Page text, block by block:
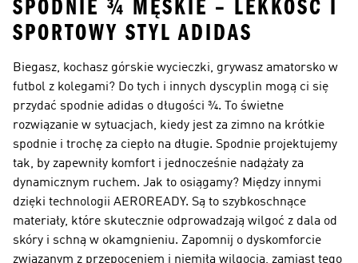
SPODNIE ¾ MĘSKIE – LEKKOŚĆ I
SPORTOWY STYL ADIDAS
Biegasz, kochasz górskie wycieczki, grywasz amatorsko w
futbol z kolegami? Do tych i innych dyscyplin mogą ci się
przydać spodnie adidas o długości ¾. To świetne
rozwiązanie w sytuacjach, kiedy jest za zimno na krótkie
spodnie i trochę za ciepło na długie. Spodnie projektujemy
tak, by zapewniły komfort i jednocześnie nadążały za
dynamicznym ruchem. Jak to osiągamy? Między innymi
dzięki technologii AEROREADY. Są to szybkoschnące
materiały, które skutecznie odprowadzają wilgoć z dala od
skóry i schną w okamgnieniu. Zapomnij o dyskomforcie
związanym z przepoceniem i niemiłą wilgocią, zamiast tego